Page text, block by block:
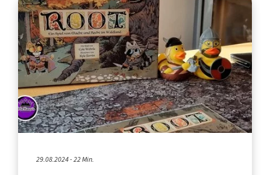
29.08.2024 - 22 Min.